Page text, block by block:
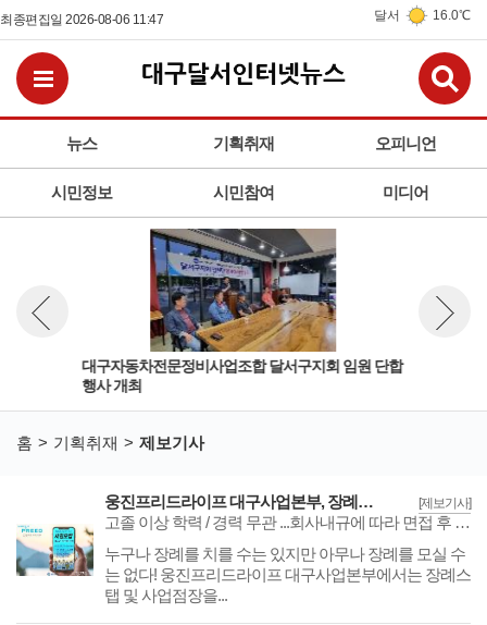
최종편집일 2026-08-06 11:47 달서 16.0℃
뉴스 기획취재 오피니언
시민정보 시민참여 미디어
전체메뉴보기
대구자동차전문정비사업조합 달서구지회 임원 단합
행사 개최
뉴스 이전보기
홈 기획취재 제보기사
[제보기사]
웅진프리드라이프 대구사업본부, 장례스탭 및 사업점장 모집
고졸 이상 학력 / 경력 무관 ...회사내규에 따라 면접 후 결정
누구나 장례를 치를 수는 있지만 아무나 장례를 모실 수
는 없다! 웅진프리드라이프 대구사업본부에서는 장례스
탭 및 사업점장을...